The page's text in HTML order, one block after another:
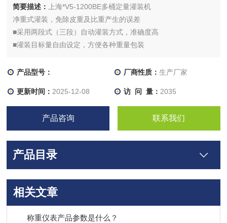
简要描述：
上海*V5-1200BE多桶定量灌装机
净重式灌装，免除皮重及比重产生的误差
■采用两段式（三段）自动灌装方式，准确度高
■灌装目标量自由设定，方便各种重量包装
产品型号： 厂商性质： 生产厂家
更新时间： 2025-12-08 访 问 量： 2035
产品咨询 联系我们
产品目录
相关文章
称重仪表产品参数是什么？